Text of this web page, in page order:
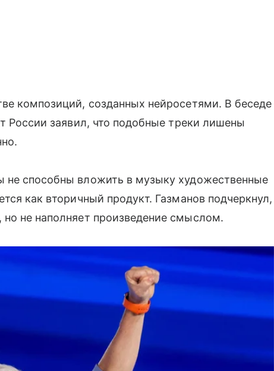
композиций, созданных нейросетями. В беседе
России заявил, что подобные треки лишены
не способны вложить в музыку художественные
как вторичный продукт. Газманов подчеркнул,
не наполняет произведение смыслом.